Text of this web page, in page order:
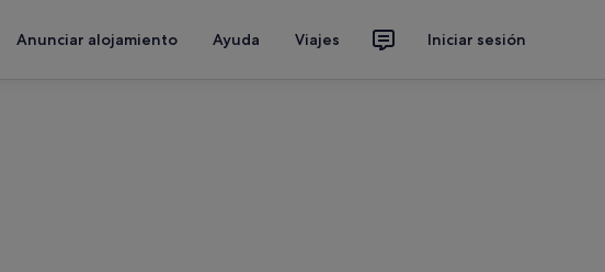
Anunciar alojamiento Ayuda Viajes Iniciar sesión